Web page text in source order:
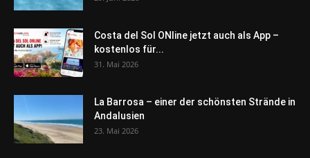
Costa del Sol ONline jetzt auch als App –
kostenlos für...
31. Mai 2026
La Barrosa – einer der schönsten Strände in
Andalusien
23. Mai 2026